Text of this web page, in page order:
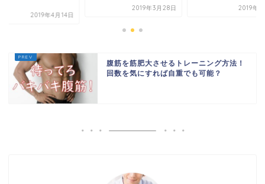
2019年4月14日
2019年3月28日 2019年4
腹筋を筋肥大させるトレーニング方法！
回数を気にすれば自重でも可能？